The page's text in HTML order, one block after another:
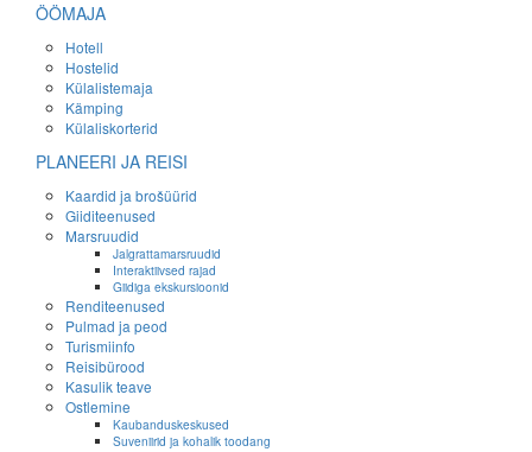
ÖÖMAJA
Hotell
Hostelid
Külalistemaja
Kämping
Külaliskorterid
PLANEERI JA REISI
Kaardid ja brošüürid
Giiditeenused
Marsruudid
Jalgrattamarsruudid
Interaktiivsed rajad
Giidiga ekskursioonid
Renditeenused
Pulmad ja peod
Turismiinfo
Reisibürood
Kasulik teave
Ostlemine
Kaubanduskeskused
Suveniirid ja kohalik toodang